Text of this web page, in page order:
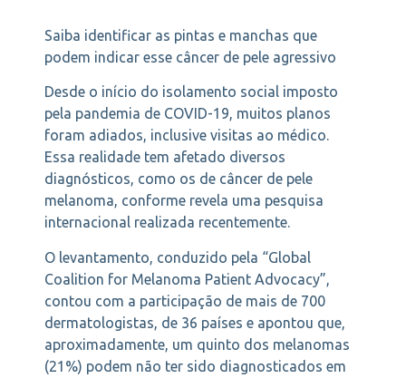
Saiba identificar as pintas e manchas que
podem indicar esse câncer de pele agressivo
Desde o início do isolamento social imposto
pela pandemia de COVID-19, muitos planos
foram adiados, inclusive visitas ao médico.
Essa realidade tem afetado diversos
diagnósticos, como os de câncer de pele
melanoma, conforme revela uma pesquisa
internacional realizada recentemente.
O levantamento, conduzido pela “Global
Coalition for Melanoma Patient Advocacy”,
contou com a participação de mais de 700
dermatologistas, de 36 países e apontou que,
aproximadamente, um quinto dos melanomas
(21%) podem não ter sido diagnosticados em